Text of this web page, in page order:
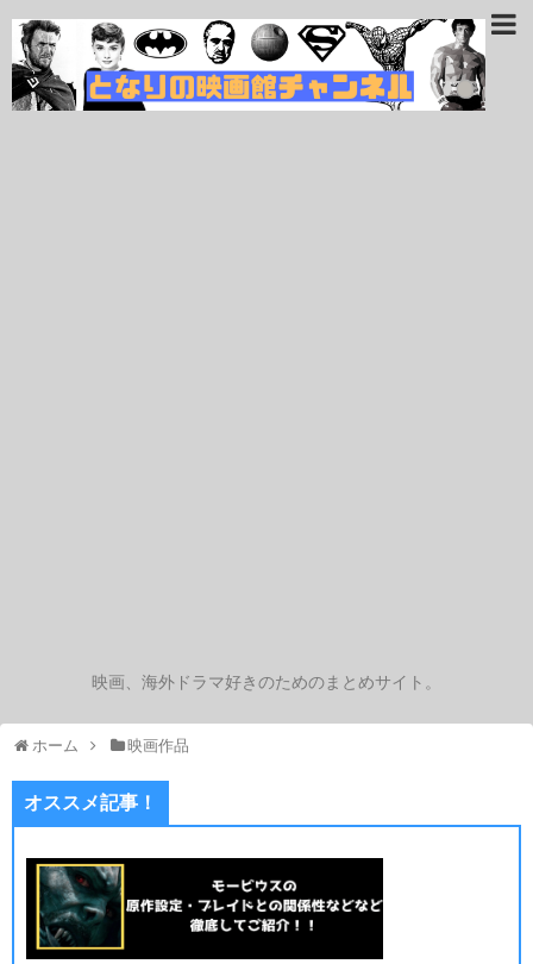
映画、海外ドラマ好きのためのまとめサイト。
ホーム 映画作品
オススメ記事！